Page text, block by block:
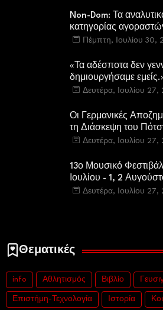
Non-Dom: Τα
κατηγορίας
πολυτελών κατοικιών
Πέμπτη, Ιουλίου 30,
«Τα αδέσποτα δεν
δημιουργήσαμε
Δευτέρα, Ιουλίου 27,
Οι Γερμανικές
τη Διάσκεψη του
Δευτέρα, Ιουλίου 27,
13ο Μουσικό
Ιουλίου - 1, 2
Δευτέρα, Ιουλίου 27,
Θεματικές
info Αθλητισμός Βιβλίο
Επιστήμη-Τεχνολογία Ιστορία